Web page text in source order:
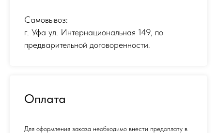
Самовывоз:
г. Уфа ул. Интернациональная 149, по
предварительной договоренности.
Оплата
Для оформления заказа необходимо внести предоплату в